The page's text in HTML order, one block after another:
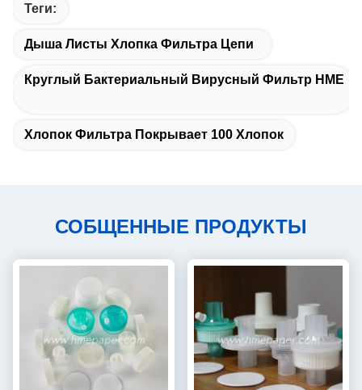
Теги:
Дыша Листы Хлопка Фильтра Цепи
Круглый Бактериальный Вирусный Фильтр HME
Хлопок Фильтра Покрывает 100 Хлопок
СОБЩЕННЫЕ ПРОДУКТЫ